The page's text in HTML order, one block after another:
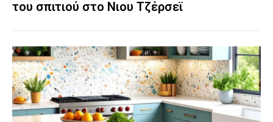
του σπιτιού στο Νιου Τζέρσεϊ